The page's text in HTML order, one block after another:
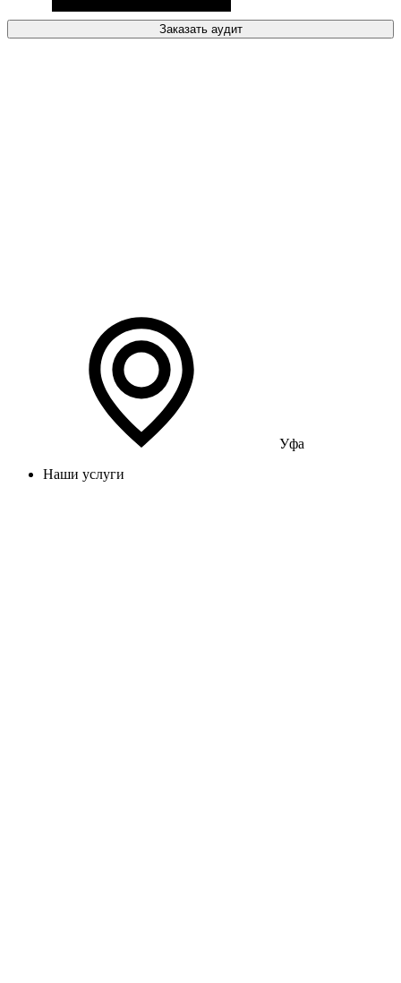
Заказать аудит
Уфа
Наши услуги